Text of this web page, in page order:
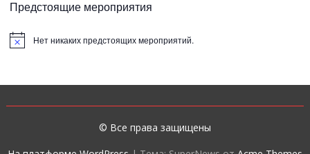
Предстоящие мероприятия
т
Нет никаких предстоящих мероприятий.
© Все права защищены